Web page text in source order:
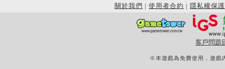
關於我們 | 使用者合約 | 隱私權保護
客戶問題
※本遊戲為免費使用，遊戲